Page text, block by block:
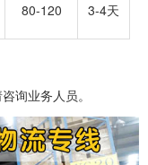
80-120 3-4天
询业务人员。